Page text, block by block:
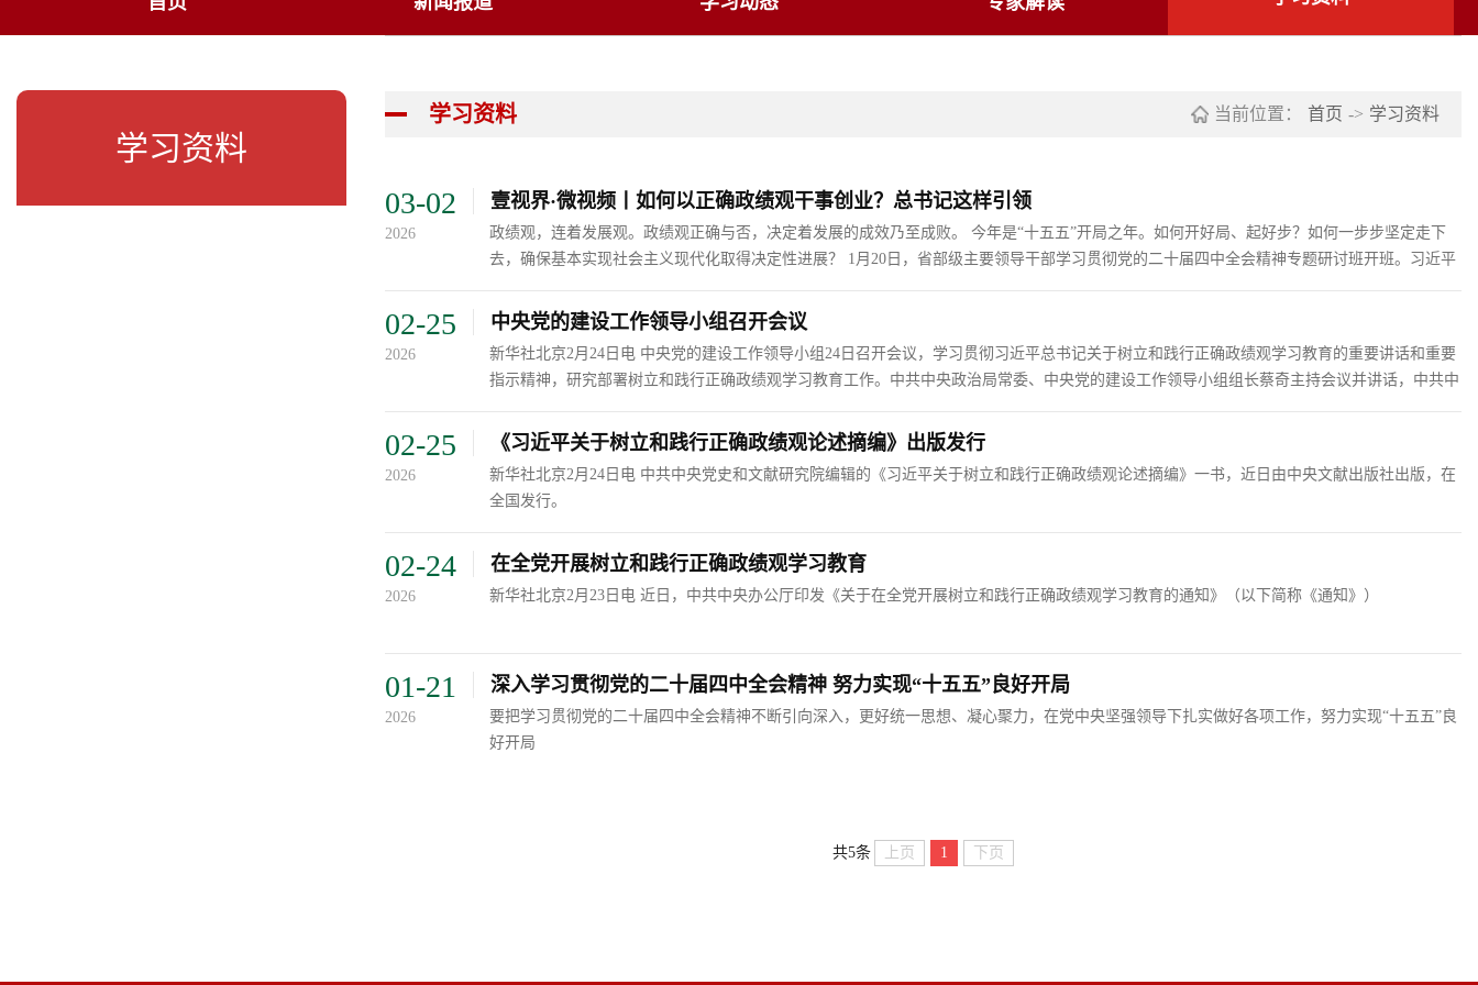
学习资料
学习资料 当前位置： 首页 -> 学习资料
03-02
2026
壹视界·微视频丨如何以正确政绩观干事创业？总书记这样引领
政绩观，连着发展观。政绩观正确与否，决定着发展的成效乃至成败。 今年是“十五五”开局之年。如何开好局、起好步？如何一步步坚定走下
去，确保基本实现社会主义现代化取得决定性进展？ 1月20日，省部级主要领导干部学习贯彻党的二十届四中全会精神专题研讨班开班。习近平
法的鲜明表达，是面向未来征程的根本遵循。党中央决定，在全党开展树立和践行正确政绩观学习教育，这是今年党的建设的重要任务。悟其
02-25
2026
中央党的建设工作领导小组召开会议
新华社北京2月24日电 中央党的建设工作领导小组24日召开会议，学习贯彻习近平总书记关于树立和践行正确政绩观学习教育的重要讲话和重要
指示精神，研究部署树立和践行正确政绩观学习教育工作。中共中央政治局常委、中央党的建设工作领导小组组长蔡奇主持会议并讲话，中共中
02-25
2026
《习近平关于树立和践行正确政绩观论述摘编》出版发行
新华社北京2月24日电 中共中央党史和文献研究院编辑的《习近平关于树立和践行正确政绩观论述摘编》一书，近日由中央文献出版社出版，在
全国发行。
02-24
2026
在全党开展树立和践行正确政绩观学习教育
新华社北京2月23日电 近日，中共中央办公厅印发《关于在全党开展树立和践行正确政绩观学习教育的通知》（以下简称《通知》）
01-21
2026
深入学习贯彻党的二十届四中全会精神 努力实现“十五五”良好开局
要把学习贯彻党的二十届四中全会精神不断引向深入，更好统一思想、凝心聚力，在党中央坚强领导下扎实做好各项工作，努力实现“十五五”良
好开局
共5条 上页 1 下页